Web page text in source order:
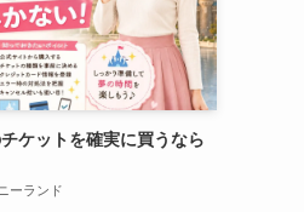
ケットを確実に買うなら
ーランド